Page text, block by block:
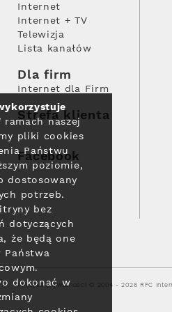
Internet
Internet + TV
Telewizja
Lista kanałów
Dla firm
Internet dla Firm
Strefa klienta
Facebook
Polityka prywatności © 2004 - 2026 RFC
ramach naszej
pliki cookies
Państwu
poziomie,
dostosowany
potrzeb.
bez
dotyczących
że będą one
Państwa
dokonać w